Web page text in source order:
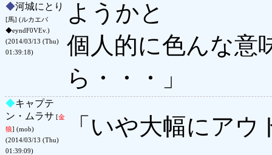
◆河城にとり
[馬] (ルカエバ
◆eyndF0VEv.)
(2014/03/13 (Thu)
01:39:18)
ようかと
個人的に色んな意
ら・・・」
◆キャプテ
ン・ムラサ [金
狼] (mob)
(2014/03/13 (Thu)
01:39:09)
「いや大幅にア